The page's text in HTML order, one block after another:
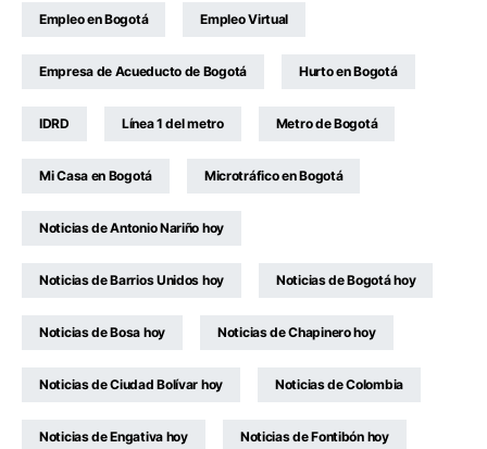
Empleo en Bogotá Empleo Virtual
Empresa de Acueducto de Bogotá Hurto en Bogotá
IDRD Línea 1 del metro Metro de Bogotá
Mi Casa en Bogotá Microtráfico en Bogotá
Noticias de Antonio Nariño hoy
Noticias de Barrios Unidos hoy Noticias de Bogotá hoy
Noticias de Bosa hoy Noticias de Chapinero hoy
Noticias de Ciudad Bolívar hoy Noticias de Colombia
Noticias de Engativa hoy Noticias de Fontibón hoy